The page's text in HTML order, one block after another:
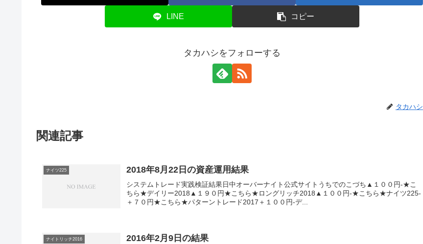
LINE コピー
タカハシをフォローする
タカハシ
関連記事
ナイツ225 2018年8月22日の資産運用結果
システムトレード実践検証結果日中オーバーナイト公式サイトうちでのこづち▲１００円-★こ
ちら★デイリー2018▲１９０円★こちら★ロングリッチ2018▲１００円-★こちら★ナイツ225-
＋７０円★こちら★パターントレード2017＋１００円-デ...
ナイトリッチ2016 2016年2月9日の結果